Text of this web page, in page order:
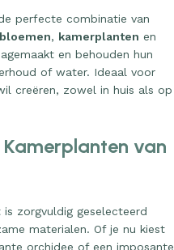
perfecte combinatie van
, kamerplanten en
en behouden hun
of water. Ideaal voor
creëren, zowel in huis als op
Kamerplanten van
zorgvuldig geselecteerd
materialen. Of je nu kiest
orchidee of een imposante